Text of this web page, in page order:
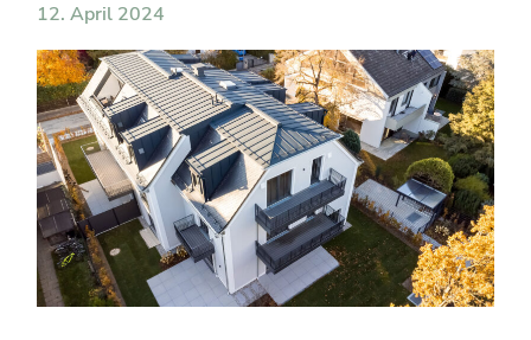
12. April 2024